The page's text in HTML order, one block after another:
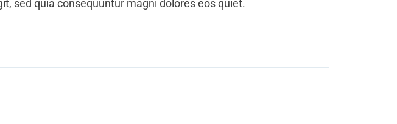
sed quia consequuntur magni dolores eos quiet.